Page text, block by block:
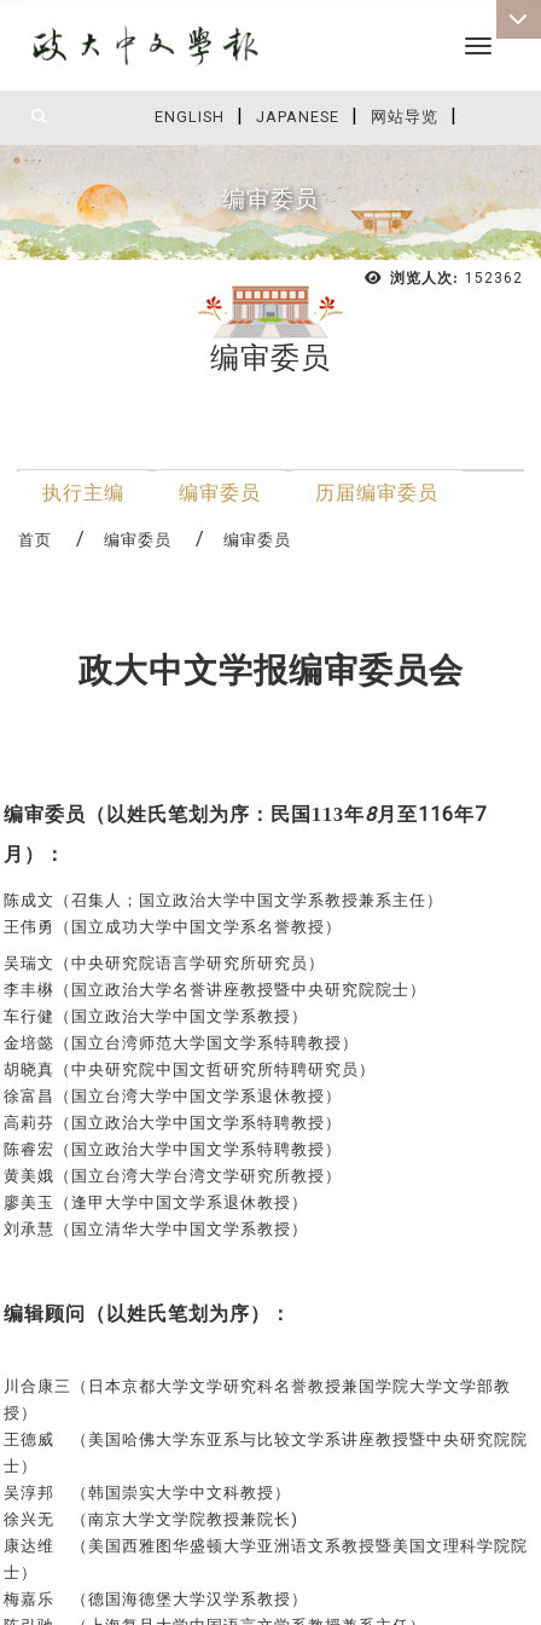
ENGLISH | JAPANESE | 网站导览 |
Toggle
编审委员
浏览人次: 152362
编审委员
执行主编 编审委员 历届编审委员
首页 编审委员 编审委员
政大中文学报编审委员会
编审委员（以姓氏笔划为序：民国113年8月至116年7
月）：
陈成文 （召集人；国立政治大学中国文学系教授兼系主任）
王伟勇（国立成功大学中国文学系名誉教授）
吴瑞文（中央研究院语言学研究所研究员）
李丰楙（国立政治大学名誉讲座教授暨中央研究院院士）
车行健（国立政治大学中国文学系教授）
金培懿（国立台湾师范大学国文学系特聘教授）
胡晓真（中央研究院中国文哲研究所特聘研究员）
徐富昌（国立台湾大学中国文学系退休教授）
高莉芬（国立政治大学中国文学系特聘教授）
陈睿宏（国立政治大学中国文学系特聘教授）
黄美娥（国立台湾大学台湾文学研究所教授）
廖美玉（逢甲大学中国文学系退休教授）
刘承慧（国立清华大学中国文学系教授）
编辑顾问（以姓氏笔划为序）：
川合康三（日本京都大学文学研究科名誉教授兼国学院大学文学部教
授）
王德威
（美国哈佛大学东亚系与比较文学系讲座教授暨中央研究院院
士）
吴淳邦 （韩国崇实大学中文科教授）
徐兴无 （南京大学文学院教授兼院长)
康达维 （美国西雅图华盛顿大学亚洲语文系教授暨美国文理科学院院
士）
梅嘉乐 （德国海德堡大学汉学系教授）